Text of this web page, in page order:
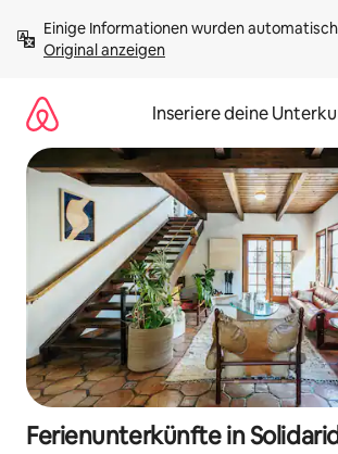
Inhalten
springenOriginal anzeigen
Inseriere deine
Ferienunterkünfte in